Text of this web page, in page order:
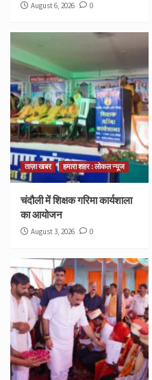
August 6, 2026 0
ताज़ा खबर हमारा शहर : लोकल न्यूज
चंदौली में शिक्षक गरिमा कार्यशाला
का आयोजन
August 3, 2026 0